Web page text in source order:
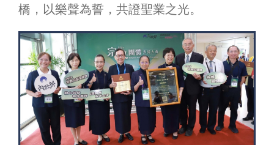
橋，以樂聲為誓，共證聖業之光。